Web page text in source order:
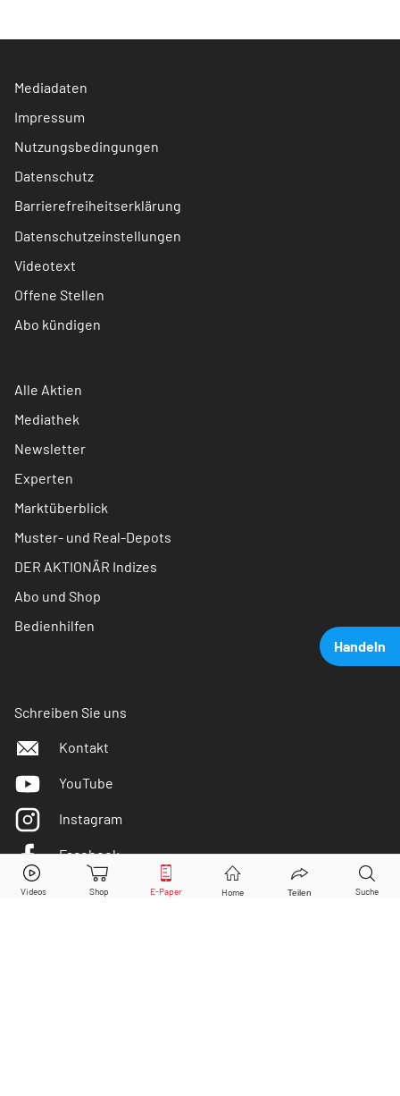
Handeln
Apple Aktie jetzt handeln?
Mediadaten
Impressum
Nutzungsbedingungen
Datenschutz
Barrierefreiheitserklärung
Datenschutzeinstellungen
Videotext
Offene Stellen
Abo kündigen
Alle Aktien
Mediathek
Newsletter
Experten
Marktüberblick
Muster- und Real-Depots
DER AKTIONÄR Indizes
Abo und Shop
Bedienhilfen
Schreiben Sie uns
Kontakt
YouTube
Instagram
Facebook
Twitter